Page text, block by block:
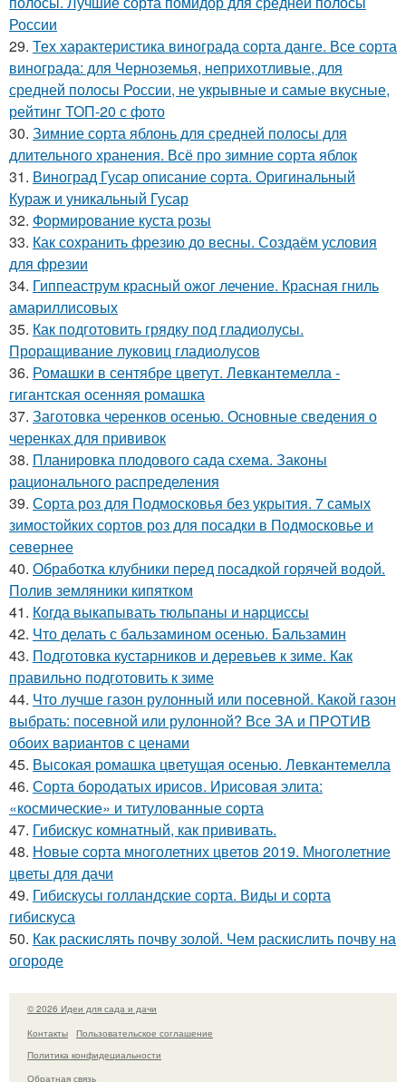
России
29. Тех характеристика винограда сорта данге. Все сорта
винограда: для Черноземья, неприхотливые, для
средней полосы России, не укрывные и самые вкусные,
рейтинг ТОП-20 с фото
30. Зимние сорта яблонь для средней полосы для
длительного хранения. Всё про зимние сорта яблок
31. Виноград Гусар описание сорта. Оригинальный
Кураж и уникальный Гусар
32. Формирование куста розы
33. Как сохранить фрезию до весны. Создаём условия
для фрезии
34. Гиппеаструм красный ожог лечение. Красная гниль
амариллисовых
35. Как подготовить грядку под гладиолусы.
Проращивание луковиц гладиолусов
36. Ромашки в сентябре цветут. Левкантемелла -
гигантская осенняя ромашка
37. Заготовка черенков осенью. Основные сведения о
черенках для прививок
38. Планировка плодового сада схема. Законы
рационального распределения
39. Сорта роз для Подмосковья без укрытия. 7 самых
зимостойких сортов роз для посадки в Подмосковье и
севернее
40. Обработка клубники перед посадкой горячей водой.
Полив земляники кипятком
41. Когда выкапывать тюльпаны и нарциссы
42. Что делать с бальзамином осенью. Бальзамин
43. Подготовка кустарников и деревьев к зиме. Как
правильно подготовить к зиме
44. Что лучше газон рулонный или посевной. Какой газон
выбрать: посевной или рулонной? Все ЗА и ПРОТИВ
обоих вариантов с ценами
45. Высокая ромашка цветущая осенью. Левкантемелла
46. Сорта бородатых ирисов. Ирисовая элита:
«космические» и титулованные сорта
47. Гибискус комнатный, как прививать.
48. Новые сорта многолетних цветов 2019. Многолетние
цветы для дачи
49. Гибискусы голландские сорта. Виды и сорта
гибискуса
50. Как раскислять почву золой. Чем раскислить почву на
огороде
© 2026 Идеи для сада и дачи
Контакты
Пользовательское соглашение
Политика конфидециальности
Обратная связь